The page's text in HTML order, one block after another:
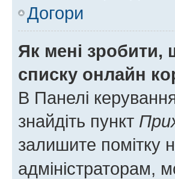
Догори
Як мені зробити,
списку онлайн
В Панелі
знайдіть пункт
залишите помітку
адміністраторам,